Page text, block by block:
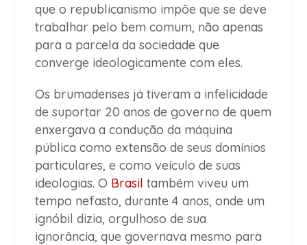
que o republicanismo impõe que se deve
trabalhar pelo bem comum, não apenas
para a parcela da sociedade que
converge ideologicamente com eles.
Os brumadenses já tiveram a infelicidade
de suportar 20 anos de governo de quem
enxergava a condução da máquina
pública como extensão de seus domínios
particulares, e como veículo de suas
ideologias. O Brasil também viveu um
tempo nefasto, durante 4 anos, onde um
ignóbil dizia, orgulhoso de sua
ignorância, que governava mesmo para